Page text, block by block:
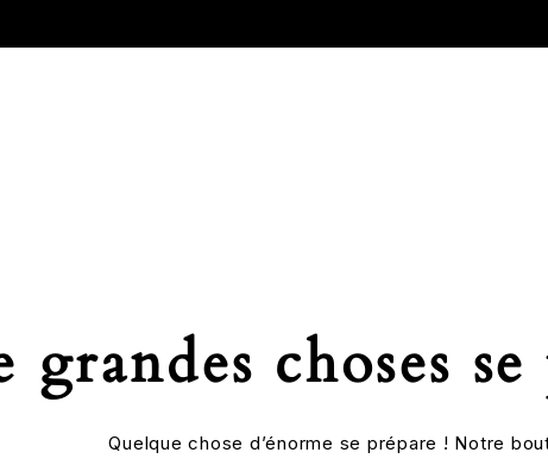
grandes choses
Quelque chose d’énorme se prépare ! Notre